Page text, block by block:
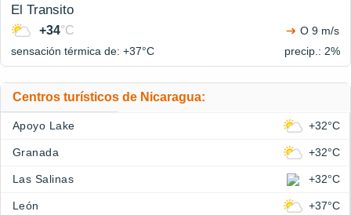
El Transito
+34°C
O 9 m/s
sensación térmica de: +37°C precip.: 2%
Centros turísticos de Nicaragua:
Apoyo Lake +32°C
Granada +32°C
Las Salinas +32°C
León +37°C